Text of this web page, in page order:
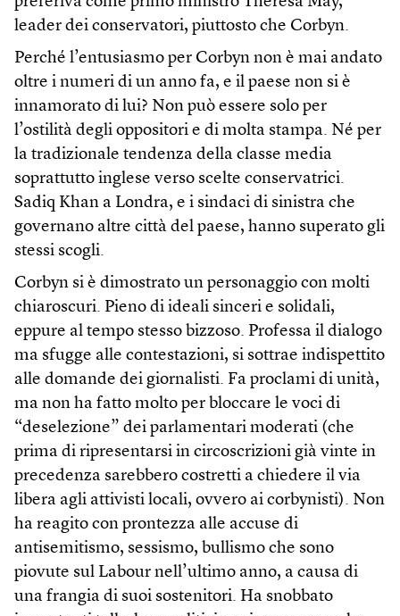
leader dei conservatori, piuttosto che Corbyn.
Perché l’entusiasmo per Corbyn non è mai andato
oltre i numeri di un anno fa, e il paese non si è
innamorato di lui? Non può essere solo per
l’ostilità degli oppositori e di molta stampa. Né per
la tradizionale tendenza della classe media
soprattutto inglese verso scelte conservatrici.
Sadiq Khan a Londra, e i sindaci di sinistra che
governano altre città del paese, hanno superato gli
stessi scogli.
Corbyn si è dimostrato un personaggio con molti
chiaroscuri. Pieno di ideali sinceri e solidali,
eppure al tempo stesso bizzoso. Professa il dialogo
ma sfugge alle contestazioni, si sottrae indispettito
alle domande dei giornalisti. Fa proclami di unità,
ma non ha fatto molto per bloccare le voci di
“deselezione” dei parlamentari moderati (che
prima di ripresentarsi in circoscrizioni già vinte in
precedenza sarebbero costretti a chiedere il via
libera agli attivisti locali, ovvero ai corbynisti). Non
ha reagito con prontezza alle accuse di
antisemitismo, sessismo, bullismo che sono
piovute sul Labour nell’ultimo anno, a causa di
una frangia di suoi sostenitori. Ha snobbato